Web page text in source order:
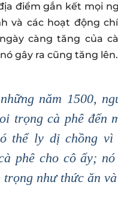
điểm gắn kết mọi
và các hoạt động
càng tăng của
gây ra cũng tăng lên.
năm 1500,
trọng cà phê đến
thể ly dị chồng vì
phê cho cô ấy;
trọng như thức ăn